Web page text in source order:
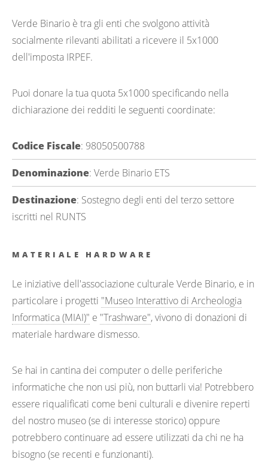
Verde Binario è tra gli enti che svolgono attività
socialmente rilevanti abilitati a ricevere il 5x1000
dell'imposta IRPEF.
Puoi donare la tua quota 5x1000 specificando nella
dichiarazione dei redditi le seguenti coordinate:
Codice Fiscale: 98050500788
Denominazione: Verde Binario ETS
Destinazione: Sostegno degli enti del terzo settore
iscritti nel RUNTS
MATERIALE HARDWARE
Le iniziative dell'associazione culturale Verde Binario, e in
particolare i progetti "Museo Interattivo di Archeologia
Informatica (MIAI)" e "Trashware", vivono di donazioni di
materiale hardware dismesso.
Se hai in cantina dei computer o delle periferiche
informatiche che non usi più, non buttarli via! Potrebbero
essere riqualificati come beni culturali e divenire reperti
del nostro museo (se di interesse storico) oppure
potrebbero continuare ad essere utilizzati da chi ne ha
bisogno (se recenti e funzionanti).